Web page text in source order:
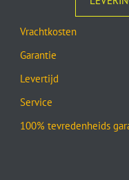
Vrachtkosten
Garantie
Levertijd
Service
100% tevredenheids